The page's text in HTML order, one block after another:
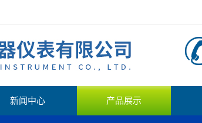
新闻中心 产品展示